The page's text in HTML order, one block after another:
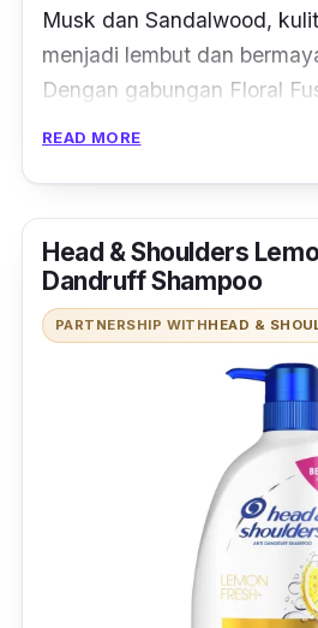
Musk dan Sandalwood,
menjadi lembut dan
Dengan gabungan Floral
READ MORE
Head & Shoulders
Dandruff Shampoo
PARTNERSHIP WITHHEAD &